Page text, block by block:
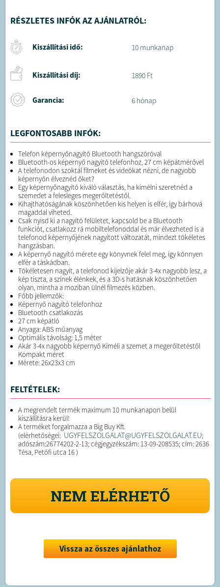
RÉSZLETES INFÓK AZ AJÁNLATRÓL:
Kiszállítási idő: 10 munkanap
Kiszállítási díj: 1890 Ft
Garancia: 6 hónap
LEGFONTOSABB INFÓK:
Telefon képernyőnagyító Bluetooth hangszóróval
Bluetooth-os képernyő nagyító telefonhoz, 27 cm képátmérővel
A telefonodon szoktál filmeket és videókat nézni, de nagyobb
képernyőn élveznéd őket?
Egy képernyőnagyító kiváló választás, ha kímélni szeretnéd a
szemedet a felesleges megerőltetéstől.
Kihajthatóságának köszönhetően kis helyen is elfér, így bárhová
magaddal viheted.
Csak nyisd ki a nagyító felületet, kapcsold be a Bluetooth
funkciót, csatlakozz rá mobiltelefonoddal és már élvezheted is a
telefonod képernyőjének nagyított változatát, mindezt tökéletes
hangzásban.
A képernyő nagyító mérete egy könyvnek felel meg, így könnyen
elfér a táskádban.
Tökéletesen nagyít, a telefonod kijelzője akár 3-4x nagyobb lesz, a
kép tiszta, a színek élénkek, és a 3D-s hatásnak köszönhetően
olyan, mintha a moziban ülnél filmezés közben.
Főbb jellemzők:
Képernyő nagyító telefonhoz
Bluetooth csatlakozás
27 cm képátló
Anyaga: ABS műanyag
Optimális távolság: 1,5 méter
Akár 3-4x nagyobb képernyő Kíméli a szemet a megerőltetéstől
Kompakt méret
Mérete: 26x23x3 cm
FELTÉTELEK:
A megrendelt termék maximum 10 munkanapon belül
kiszállításra kerül!
A terméket forgalmazza a Big Buy Kft.
(elérhetőségei: UGYFELSZOLGALAT@UGYFELSZOLGALAT.EU;
adószám:26774202-2-13; cégjegyzékszám: 13-09-208535; cím: 2636
Tésa, Petőfi utca 16 )
NEM ELÉRHETŐ
Vissza az összes ajánlathoz